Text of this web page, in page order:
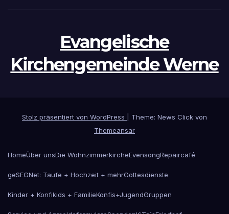
Evangelische
Kirchengemeinde Werne
Stolz präsentiert von WordPress
Theme: News Click von
Themeansar
HomeÜber unsDie WohnzimmerkircheEvensongRepaircafé
geSEGNet: Taufe + Hochzeit + mehrGottesdienste
Kinder + Konfikids + FamilieKonfis+JugendGruppen